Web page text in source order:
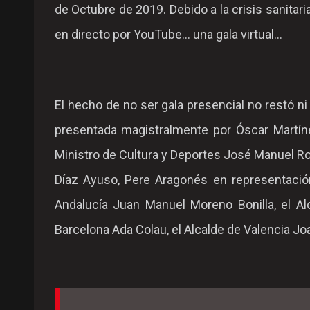
de Octubre de 2019. Debido a la crisis
en directo por YouTube... una gala virtual...
El hecho de no ser gala presencial no restó
presentada magistralmente por Óscar
Ministro de Cultura y Deportes José Manuel
Díaz Ayuso, Pere Aragonés en
Andalucía Juan Manuel Moreno Bonilla, el
Barcelona Ada Colau, el Alcalde de Valencia